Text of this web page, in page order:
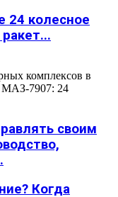
24 колесное
комплексов в
МАЗ-7907: 24
своим
Когда